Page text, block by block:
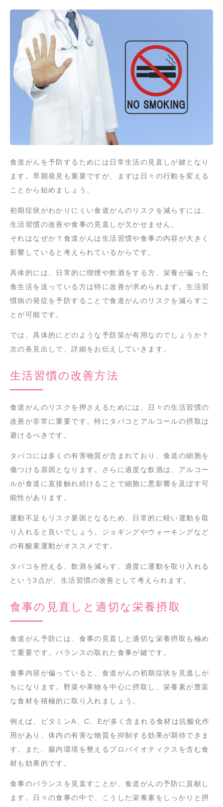
食道がんを予防するためには日常生活の見直しが鍵となり
ます。早期発見も重要ですが、まずは日々の行動を変える
ことから始めましょう。
初期症状がわかりにくい食道がんのリスクを減らすには、
生活習慣の改善や食事の見直しが欠かせません。
それはなぜか？食道がんは生活習慣や食事の内容が大きく
影響していると考えられているからです。
具体的には、日常的に喫煙や飲酒をする方、栄養が偏った
食生活を送っている方は特に改善が求められます。生活習
慣病の発症を予防することで食道がんのリスクを減らすこ
とが可能です。
では、具体的にどのような予防策が有用なのでしょうか？
次の各見出しで、詳細をお伝えしていきます。
生活習慣の改善方法
食道がんのリスクを押さえるためには、日々の生活習慣の
改善が非常に重要です。特にタバコとアルコールの摂取は
避けるべきです。
タバコには多くの有害物質が含まれており、食道の細胞を
傷つける原因となります。さらに過度な飲酒は、アルコー
ルが食道に直接触れ続けることで細胞に悪影響を及ぼす可
能性があります。
運動不足もリスク要因となるため、日常的に軽い運動を取
り入れると良いでしょう。ジョギングやウォーキングなど
の有酸素運動がオススメです。
タバコを控える、飲酒を減らす、適度に運動を取り入れる
という3点が、生活習慣の改善として考えられます。
食事の見直しと適切な栄養摂取
食道がん予防には、食事の見直しと適切な栄養摂取も極め
て重要です。バランスの取れた食事が鍵です。
食事内容が偏っていると、食道がんの初期症状を見逃しが
ちになります。野菜や果物を中心に摂取し、栄養素が豊富
な食材を積極的に取り入れましょう。
例えば、ビタミンA、C、Eが多く含まれる食材は抗酸化作
用があり、体内の有害な物質を抑制する効果が期待できま
す。また、腸内環境を整えるプロバイオティクスを含む食
材も効果的です。
食事のバランスを見直すことが、食道がんの予防に貢献し
ます。日々の食事の中で、こうした栄養素をしっかりと摂